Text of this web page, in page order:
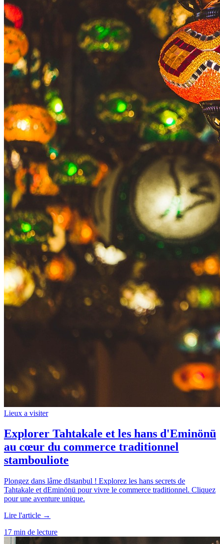
Lieux a visiter
Explorer Tahtakale et les hans d'Eminönü
au cœur du commerce traditionnel
stambouliote
Plongez dans lâme dIstanbul ! Explorez les hans secrets de
Tahtakale et dEminönü pour vivre le commerce traditionnel. Cliquez
pour une aventure unique.
Lire l'article →
17 min de lecture